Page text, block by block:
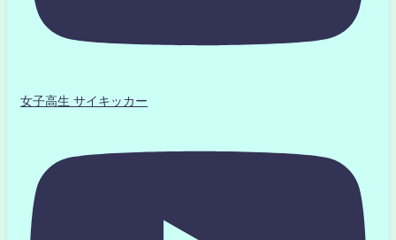
女子高生 サイキッカー